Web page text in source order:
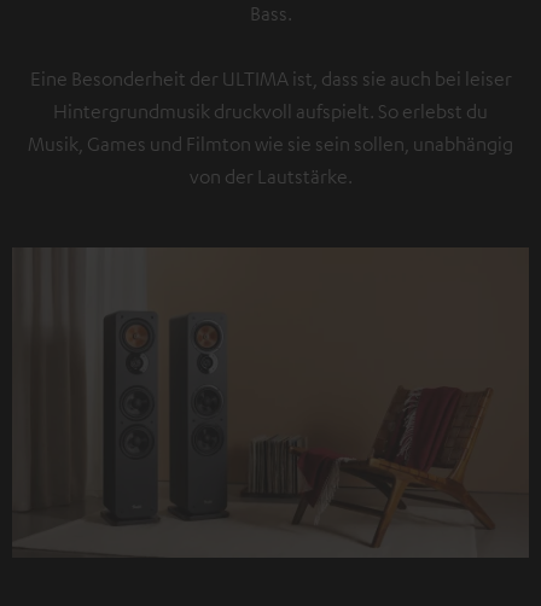
Bass.
Eine Besonderheit der ULTIMA ist, dass sie auch bei leiser
Hintergrundmusik druckvoll aufspielt. So erlebst du
Musik, Games und Filmton wie sie sein sollen, unabhängig
von der Lautstärke.